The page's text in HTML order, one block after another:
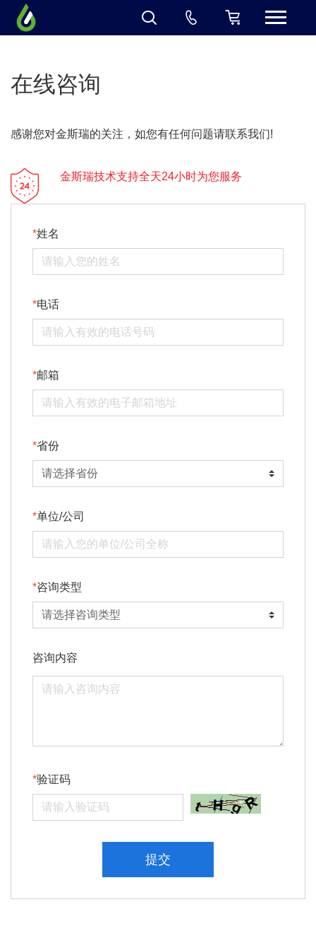
在线咨询
感谢您对金斯瑞的关注，如您有任何问题请联系我们!
金斯瑞技术支持全天24小时为您服务
姓名
电话
邮箱
省份
单位/公司
咨询类型
咨询内容
验证码
提交